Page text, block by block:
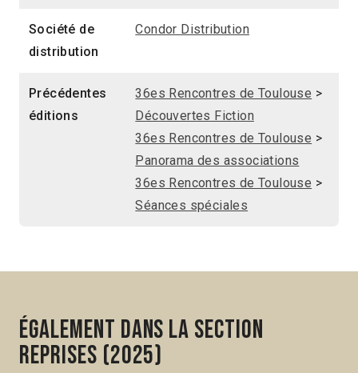
Société de
distribution
Condor Distribution
Précédentes
éditions
36es Rencontres de Toulouse >
Découvertes Fiction
36es Rencontres de Toulouse >
Panorama des associations
36es Rencontres de Toulouse >
Séances spéciales
Également dans la section
Reprises (2025)